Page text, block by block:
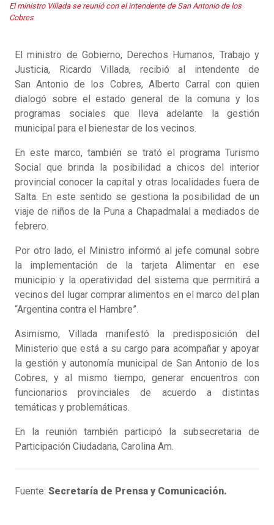
El ministro Villada se reunió con el intendente de San Antonio de los
Cobres
El ministro de Gobierno, Derechos Humanos, Trabajo y
Justicia, Ricardo Villada, recibió al intendente de
San Antonio de los Cobres, Alberto Carral con quien
dialogó sobre el estado general de la comuna y los
programas sociales que lleva adelante la gestión
municipal para el bienestar de los vecinos.
En este marco, también se trató el programa Turismo
Social que brinda la posibilidad a chicos del interior
provincial conocer la capital y otras localidades fuera de
Salta. En este sentido se gestiona la posibilidad de un
viaje de niños de la Puna a Chapadmalal a mediados de
febrero.
Por otro lado, el Ministro informó al jefe comunal sobre
la implementación de la tarjeta Alimentar en ese
municipio y la operatividad del sistema que permitirá a
vecinos del lugar comprar alimentos en el marco del plan
“Argentina contra el Hambre”.
Asimismo, Villada manifestó la predisposición del
Ministerio que está a su cargo para acompañar y apoyar
la gestión y autonomía municipal de San Antonio de los
Cobres, y al mismo tiempo, generar encuentros con
funcionarios provinciales de acuerdo a distintas
temáticas y problemáticas.
En la reunión también participó la subsecretaria de
Participación Ciudadana, Carolina Am.
Fuente: Secretaría de Prensa y Comunicación.